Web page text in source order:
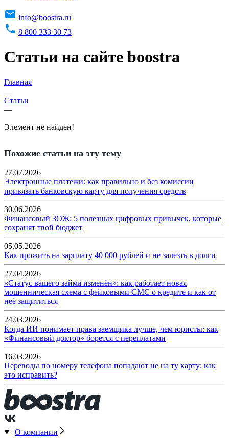
info@boostra.ru
8 800 333 30 73
Статьи на сайте boostra
Главная
—
Статьи
—
Элемент не найден!
Похожие статьи на эту тему
27.07.2026
Электронные платежи: как правильно и без комиссии
привязать банковскую карту для получения средств
30.06.2026
Финансовый ЗОЖ: 5 полезных цифровых привычек, которые
сохранят твой бюджет
05.05.2026
Как прожить на зарплату 40 000 рублей и не залезть в долги
27.04.2026
«Статус вашего займа изменён»: как работает новая
мошенническая схема с фейковыми СМС о кредите и как от
неё защититься
24.03.2026
Когда ИИ понимает права заемщика лучше, чем юристы: как
«Финансовый доктор» борется с переплатами
16.03.2026
Переводы по номеру телефона попадают не на ту карту: как
это исправить?
О компании